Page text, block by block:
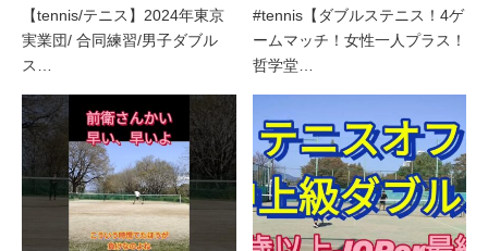
【tennis/テニス】2024年東京
実業団/ 合同練習/男子ダブル
ス…
#tennis【ダブルステニス！4ゲ
ームマッチ！女性一人プラス！
哲学堂…